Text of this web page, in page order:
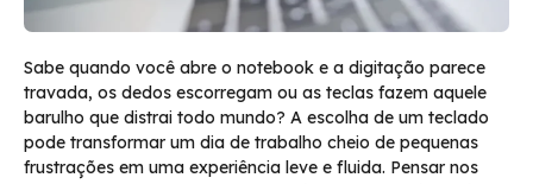
Sabe quando você abre o notebook e a digitação parece
travada, os dedos escorregam ou as teclas fazem aquele
barulho que distrai todo mundo? A escolha de um teclado
pode transformar um dia de trabalho cheio de pequenas
frustrações em uma experiência leve e fluida. Pensar nos